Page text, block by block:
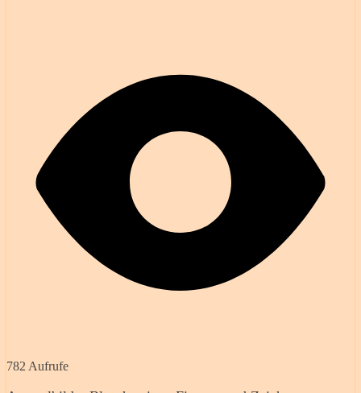
782 Aufrufe